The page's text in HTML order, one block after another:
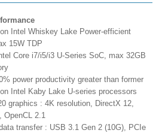
Intel Whiskey Lake Power-efficient
15W TDP
Core i7/i5/i3 U-Series SoC, max 32GB
power productivity greater than former
Intel Kaby Lake U-series processors
graphics : 4K resolution, DirectX 12,
OpenCL 2.1
transfer : USB 3.1 Gen 2 (10G), PCIe